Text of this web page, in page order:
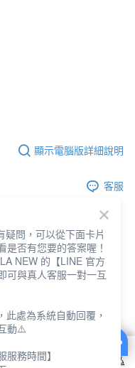
顯示電腦版詳細說明
客服
件最高3折
方式之詳情，及若您不希
設定，請參閱本網站「
隱私
疑問，可以從下面卡片
是否有您要的答案喔！
NEW 的【LINE 官方
可與真人客服一對一互
處為系統自動回覆，
動⚠️
服務時間】